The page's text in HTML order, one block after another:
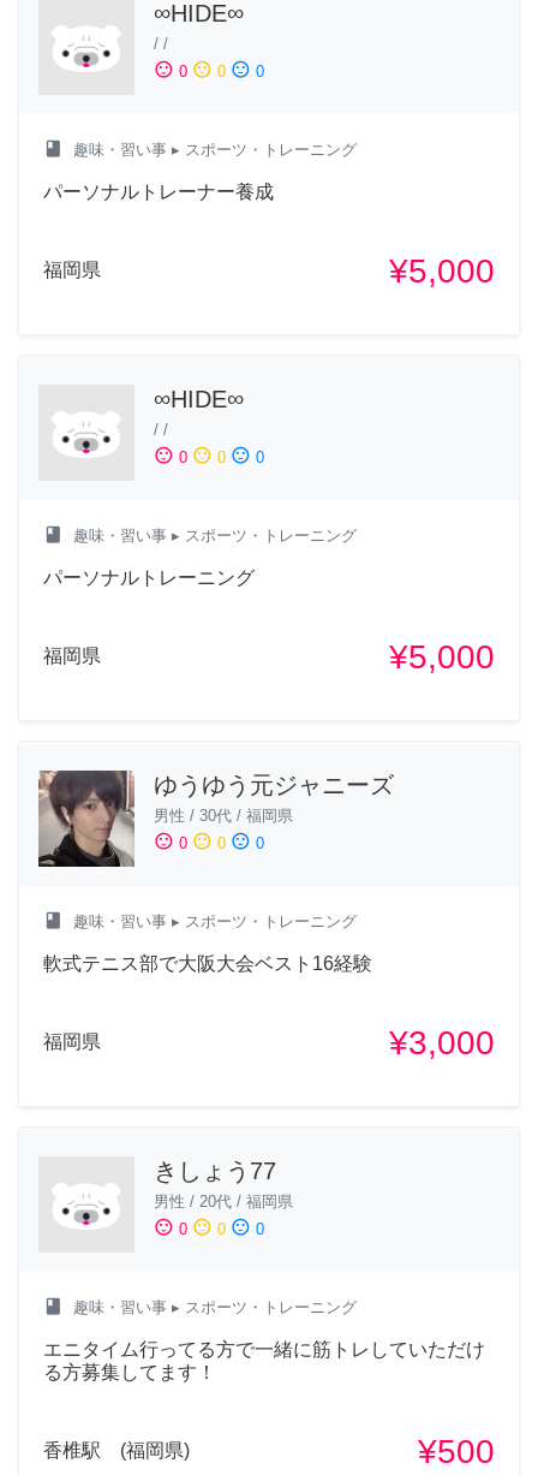
∞HIDE∞
/ /
sentiment_satisfied 0 sentiment_neutral 0 sentiment_dissatisfied 0
class 趣味・習い事 ▸ スポーツ・トレーニング
パーソナルトレーナー養成
福岡県 ¥5,000
∞HIDE∞
/ /
sentiment_satisfied 0 sentiment_neutral 0 sentiment_dissatisfied 0
class 趣味・習い事 ▸ スポーツ・トレーニング
パーソナルトレーニング
福岡県 ¥5,000
ゆうゆう元ジャニーズ
男性 / 30代 / 福岡県
sentiment_satisfied 0 sentiment_neutral 0 sentiment_dissatisfied 0
class 趣味・習い事 ▸ スポーツ・トレーニング
軟式テニス部で大阪大会ベスト16経験
福岡県 ¥3,000
きしょう77
男性 / 20代 / 福岡県
sentiment_satisfied 0 sentiment_neutral 0 sentiment_dissatisfied 0
class 趣味・習い事 ▸ スポーツ・トレーニング
エニタイム行ってる方で一緒に筋トレしていただけ
る方募集してます！
香椎駅 (福岡県) ¥500